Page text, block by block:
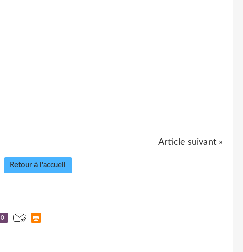
Article suivant »
Retour à l'accueil
0